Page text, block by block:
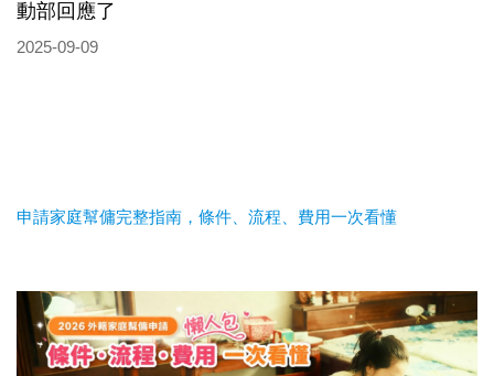
動部回應了
2025-09-09
申請家庭幫傭完整指南，條件、流程、費用一次看懂